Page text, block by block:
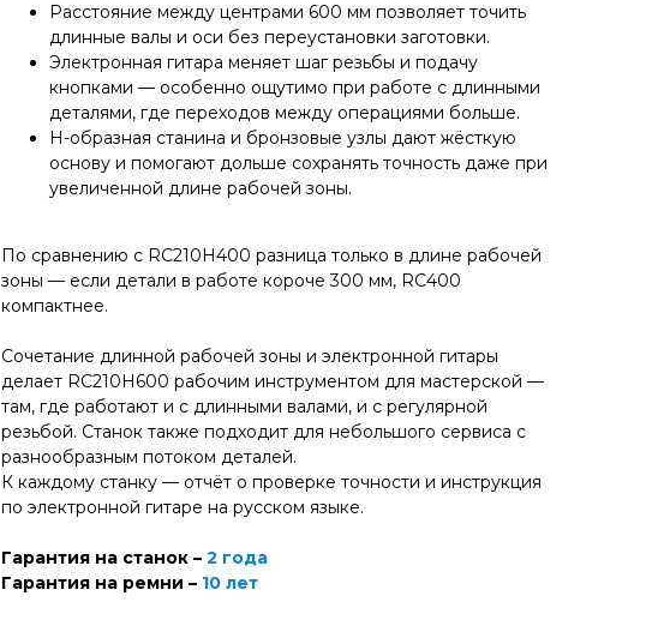
Расстояние между центрами 600 мм позволяет точить
длинные валы и оси без переустановки заготовки.
Электронная гитара меняет шаг резьбы и подачу
кнопками — особенно ощутимо при работе с длинными
деталями, где переходов между операциями больше.
H-образная станина и бронзовые узлы дают жёсткую
основу и помогают дольше сохранять точность даже при
увеличенной длине рабочей зоны.
По сравнению с RC210H400 разница только в длине рабочей
зоны — если детали в работе короче 300 мм, RC400
компактнее.
Сочетание длинной рабочей зоны и электронной гитары
делает RC210H600 рабочим инструментом для мастерской —
там, где работают и с длинными валами, и с регулярной
резьбой. Станок также подходит для небольшого сервиса с
разнообразным потоком деталей.
К каждому станку — отчёт о проверке точности и инструкция
по электронной гитаре на русском языке.
Гарантия на станок – 2 года
Гарантия на ремни – 10 лет